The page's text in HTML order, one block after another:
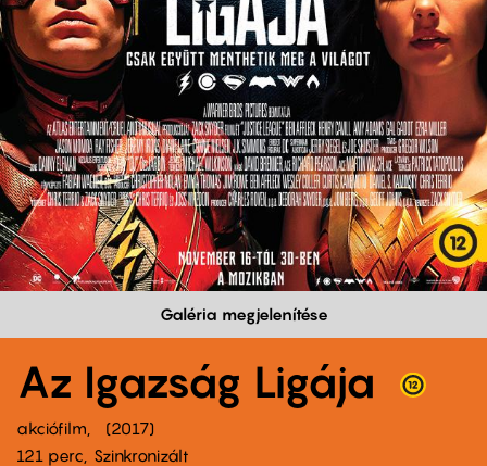
Galéria megjelenítése
Az Igazság Ligája
akciófilm
2017
121 perc,
Szinkronizált